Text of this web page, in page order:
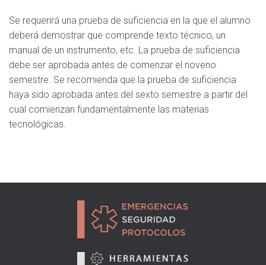
Se requerirá una prueba de suficiencia en la que el alumno
deberá demostrar que comprende texto técnico, un
manual de un instrumento, etc. La prueba de suficiencia
debe ser aprobada antes de comenzar el noveno
semestre. Se recomienda que la prueba de suficiencia
haya sido aprobada antes del sexto semestre a partir del
cual comienzan fundamentalmente las materias
tecnológicas.